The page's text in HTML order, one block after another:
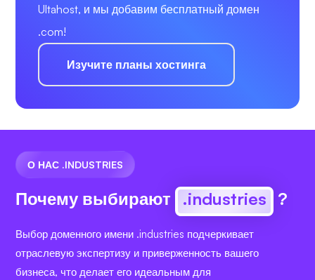
Ultahost, и мы добавим бесплатный домен
.com!
Изучите планы хостинга
О НАС .INDUSTRIES
Почему выбирают .industries ?
Выбор доменного имени .industries подчеркивает
отраслевую экспертизу и приверженность вашего
бизнеса, что делает его идеальным для